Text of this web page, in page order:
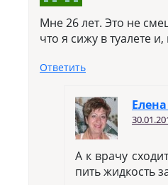
Мне 26 лет. Это не
что я сижу в туалете
Ответить
А к врачу
пить жидкость